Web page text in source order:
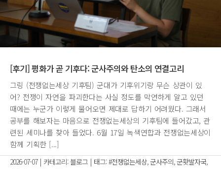
[후기] 평화가 곧 기후다: 군사주의와 탄소의 연결고리
그링 (전쟁없는세상 기후팀) 군대가 기후위기랑 무슨 상관이 있
어? 전쟁이 자연을 파괴한다는 사실 정도를 막연하게 알고 있던
때에는 누군가 이렇게 물어오면 제대로 답하기 어려웠다. 그래서
공부를 해보자는 마음으로 전쟁없는세상의 기후팀에 들어갔고, 관
련된 세미나를 찾아 들었다. 6월 17일 녹색연합과 전쟁없는세상이
함께 기획한 [...]
2026-07-07 | 카테고리:블로그 | 태그:#전쟁없는세상,군사주의,군홧발자국,